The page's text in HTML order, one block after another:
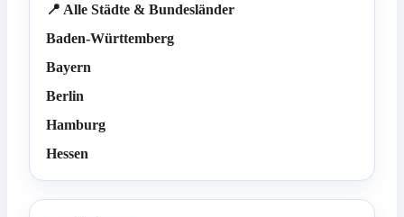
📍 Alle Städte & Bundesländer
Baden-Württemberg
Bayern
Berlin
Hamburg
Hessen